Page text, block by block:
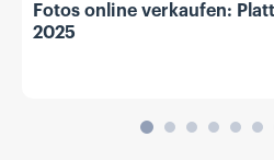
Fotos online verkaufen:
2025